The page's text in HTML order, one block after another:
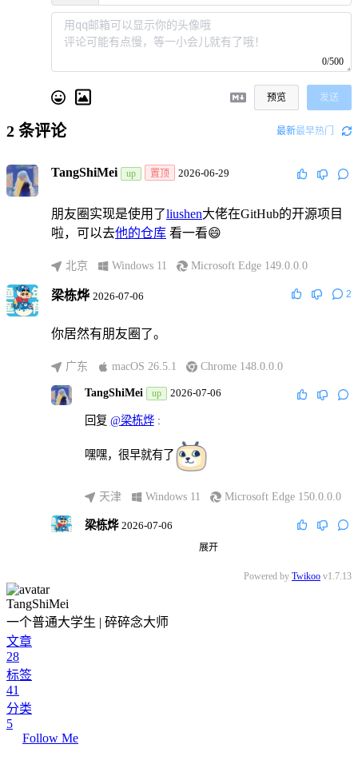
0/500
预览 发送
2 条评论 最新最早热门
TangShiMei up 置顶 2026-06-29
朋友圈实现是使用了liushen大佬在GitHub的开源项目
啦，可以去他的仓库 看一看😄
北京 Windows 11 Microsoft Edge 149.0.0.0
梁栋烨 2026-07-06 2
你居然有朋友圈了。
广东 macOS 26.5.1 Chrome 148.0.0.0
TangShiMei up 2026-07-06
回复 @梁栋烨:
嘿嘿，很早就有了
天津 Windows 11 Microsoft Edge 150.0.0.0
梁栋烨 2026-07-06
展开
Powered by Twikoo v1.7.13
TangShiMei
一个普通大学生 | 碎碎念大师
文章
28
标签
41
分类
5
Follow Me